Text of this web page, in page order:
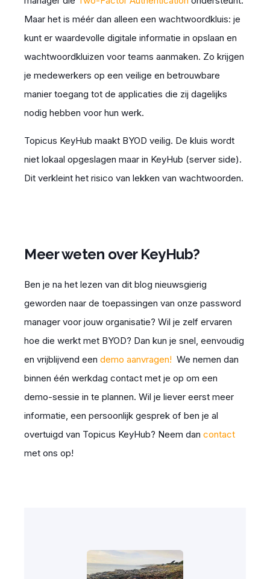
Maar het is méér dan alleen een wachtwoordkluis: je
kunt er waardevolle digitale informatie in opslaan en
wachtwoordkluizen voor teams aanmaken. Zo krijgen
je medewerkers op een veilige en betrouwbare
manier toegang tot de applicaties die zij dagelijks
nodig hebben voor hun werk.
Topicus KeyHub maakt BYOD veilig. De kluis wordt
niet lokaal opgeslagen maar in KeyHub (server side).
Dit verkleint het risico van lekken van wachtwoorden.
Meer weten over KeyHub?
Ben je na het lezen van dit blog nieuwsgierig
geworden naar de toepassingen van onze password
manager voor jouw organisatie? Wil je zelf ervaren
hoe die werkt met BYOD? Dan kun je snel, eenvoudig
en vrijblijvend een demo aanvragen! We nemen dan
binnen één werkdag contact met je op om een
demo-sessie in te plannen. Wil je liever eerst meer
informatie, een persoonlijk gesprek of ben je al
overtuigd van Topicus KeyHub? Neem dan contact
met ons op!